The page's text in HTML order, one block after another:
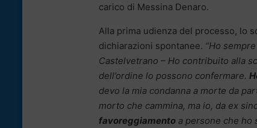
carico di Messina Denaro.
Alla prima udienza del processo, lo
dichiarazioni spontanee. “Ho
Castelvetrano – Ho contribuito alla
dell’ordine lo possono confermare.
devo la mia condanna a morte da
morto che cammina, ma io, da ex
favoreggiamento a persone che ho